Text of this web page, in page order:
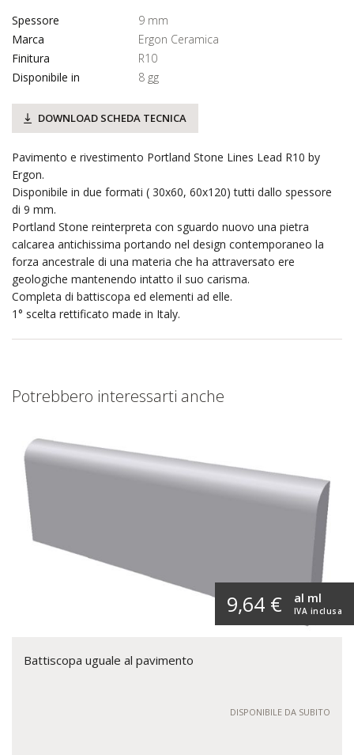
Spessore
9 mm
Marca
Ergon Ceramica
Finitura
R10
Disponibile in
8 gg
DOWNLOAD SCHEDA TECNICA
Pavimento e rivestimento Portland Stone Lines Lead R10 by
Ergon.
Disponibile in due formati ( 30x60, 60x120) tutti dallo spessore
di 9 mm.
Portland Stone reinterpreta con sguardo nuovo una pietra
calcarea antichissima portando nel design contemporaneo la
forza ancestrale di una materia che ha attraversato ere
geologiche mantenendo intatto il suo carisma.
Completa di battiscopa ed elementi ad elle.
1° scelta rettificato made in Italy.
Potrebbero interessarti anche
9,64 € IVA inclusa
al ml
Battiscopa uguale al pavimento
DISPONIBILE DA SUBITO